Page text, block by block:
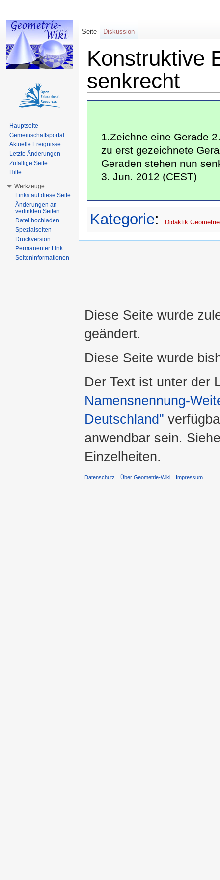
Konstruktive
senkrecht
1.Zeichne eine Gerade
zu erst gezeichnete
Geraden stehen nun
3. Jun. 2012 (CEST)
Kategorie: Didaktik Geometrie
Seite Diskussion
Hauptseite
Gemeinschaftsportal
Aktuelle Ereignisse
Letzte Änderungen
Zufällige Seite
Hilfe
Werkzeuge
Links auf diese Seite
Änderungen an
verlinkten Seiten
Datei hochladen
Spezialseiten
Druckversion
Permanenter Link
Seiteninformationen
Diese Seite wurde
geändert.
Diese Seite wurde
Der Text ist unter der
Namensnennung-
Deutschland"
anwendbar sein.
Einzelheiten.
Datenschutz Über Geometrie-Wiki Impressum